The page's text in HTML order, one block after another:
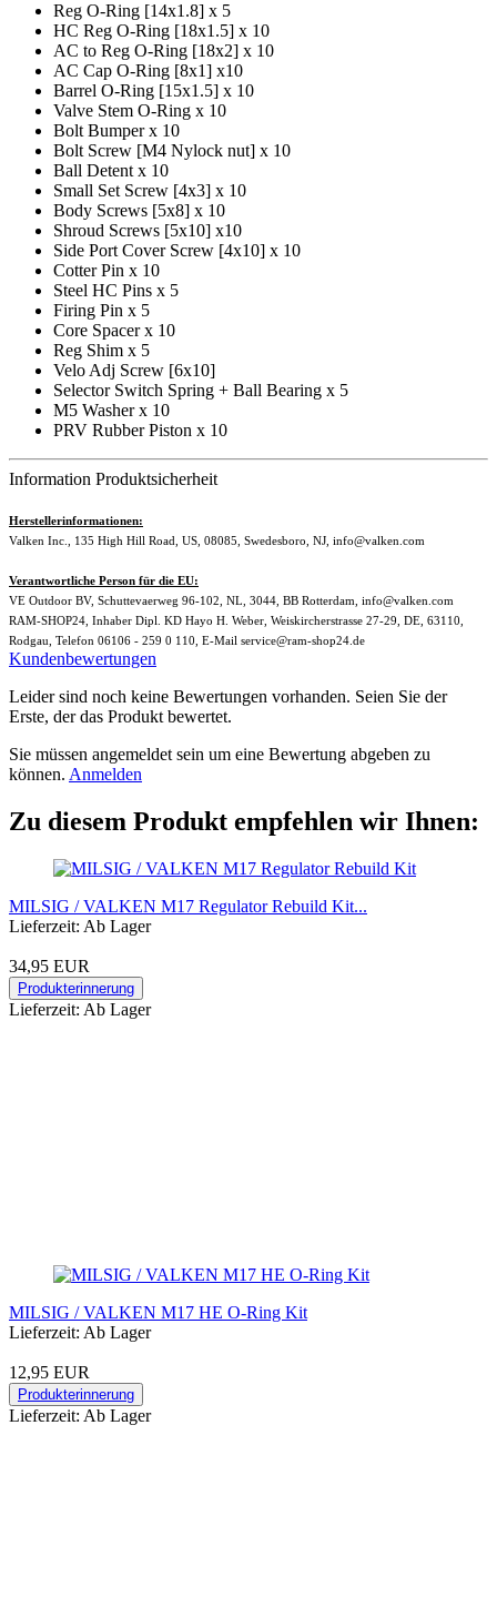
Reg O-Ring [14x1.8] x 5
HC Reg O-Ring [18x1.5] x 10
AC to Reg O-Ring [18x2] x 10
AC Cap O-Ring [8x1] x10
Barrel O-Ring [15x1.5] x 10
Valve Stem O-Ring x 10
Bolt Bumper x 10
Bolt Screw [M4 Nylock nut] x 10
Ball Detent x 10
Small Set Screw [4x3] x 10
Body Screws [5x8] x 10
Shroud Screws [5x10] x10
Side Port Cover Screw [4x10] x 10
Cotter Pin x 10
Steel HC Pins x 5
Firing Pin x 5
Core Spacer x 10
Reg Shim x 5
Velo Adj Screw [6x10]
Selector Switch Spring + Ball Bearing x 5
M5 Washer x 10
PRV Rubber Piston x 10
Information Produktsicherheit
Herstellerinformationen:
Valken Inc., 135 High Hill Road, US, 08085, Swedesboro, NJ, info@valken.com
Verantwortliche Person für die EU:
VE Outdoor BV, Schuttevaerweg 96-102, NL, 3044, BB Rotterdam, info@valken.com
RAM-SHOP24, Inhaber Dipl. KD Hayo H. Weber, Weiskircherstrasse 27-29, DE, 63110,
Rodgau, Telefon 06106 - 259 0 110, E-Mail service@ram-shop24.de
Kundenbewertungen
Leider sind noch keine Bewertungen vorhanden. Seien Sie der
Erste, der das Produkt bewertet.
Sie müssen angemeldet sein um eine Bewertung abgeben zu
können. Anmelden
Zu diesem Produkt empfehlen wir Ihnen:
MILSIG / VALKEN M17 Regulator Rebuild Kit...
Lieferzeit: Ab Lager
34,95 EUR
Produkterinnerung
Lieferzeit: Ab Lager
MILSIG / VALKEN M17 HE O-Ring Kit
Lieferzeit: Ab Lager
12,95 EUR
Produkterinnerung
Lieferzeit: Ab Lager